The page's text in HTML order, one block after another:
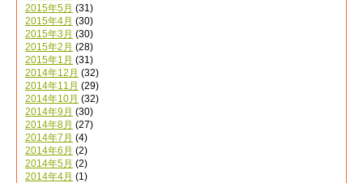
2015年5月 (31)
2015年4月 (30)
2015年3月 (30)
2015年2月 (28)
2015年1月 (31)
2014年12月 (32)
2014年11月 (29)
2014年10月 (32)
2014年9月 (30)
2014年8月 (27)
2014年7月 (4)
2014年6月 (2)
2014年5月 (2)
2014年4月 (1)